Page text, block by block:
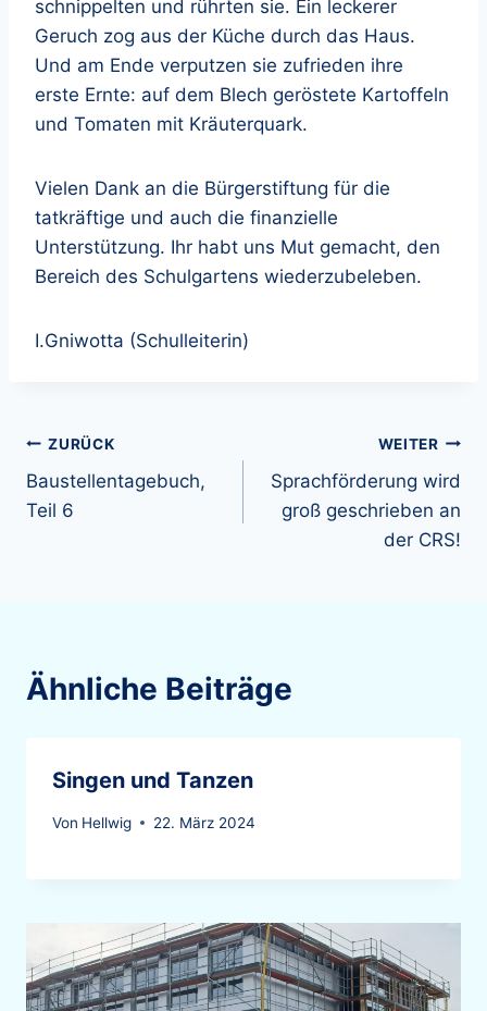
schnippelten und rührten sie. Ein leckerer
Geruch zog aus der Küche durch das Haus.
Und am Ende verputzen sie zufrieden ihre
erste Ernte: auf dem Blech geröstete Kartoffeln
und Tomaten mit Kräuterquark.
Vielen Dank an die Bürgerstiftung für die
tatkräftige und auch die finanzielle
Unterstützung. Ihr habt uns Mut gemacht, den
Bereich des Schulgartens wiederzubeleben.
I.Gniwotta (Schulleiterin)
Beitragsnavigation
ZURÜCK
Baustellentagebuch,
Teil 6
WEITER
Sprachförderung wird
groß geschrieben an
der CRS!
Ähnliche Beiträge
Singen und Tanzen
Von Hellwig 22. März 2024